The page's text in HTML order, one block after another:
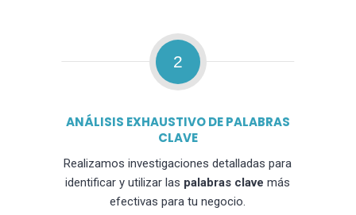
2
ANÁLISIS EXHAUSTIVO DE PALABRAS
CLAVE
Realizamos investigaciones detalladas para
identificar y utilizar las palabras clave más
efectivas para tu negocio.